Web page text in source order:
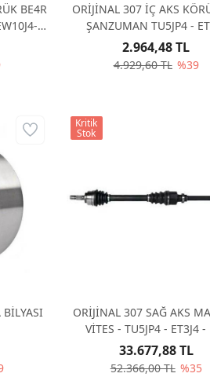
BE4R
ORİJİNAL 307 İÇ AKS
ŞANZUMAN TU5JP4 - ET3J4
328788
4.929,60 TL %39
2.964,48 TL
ORİJİNAL 307 SAĞ AKS MANUEL
VİTES - TU5JP4 - ET3J4 - MA
ŞANZUMAN 3273AH
52.366,00 TL %35
33.677,88 TL
Kritik
Stok